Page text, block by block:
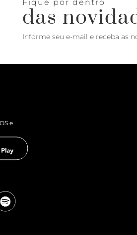
Fique por dentro
das
Informe seu e-mail e receba as
e